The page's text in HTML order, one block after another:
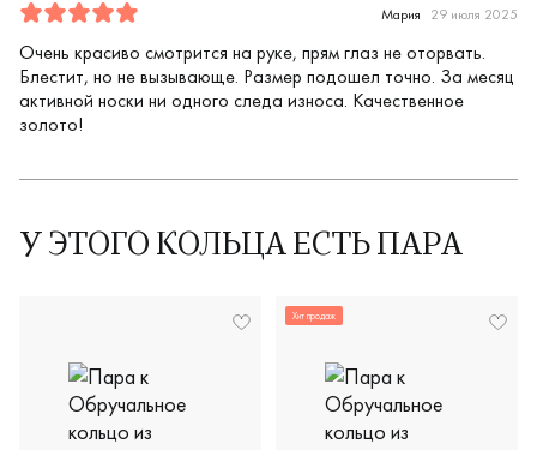
Отзыв
1
5.0
5 Мария 29 июля 2025
Очень красиво смотрится на руке, прям глаз не оторвать.
Блестит, но не вызывающе. Размер подошел точно. За месяц
активной носки ни одного следа износа. Качественное
золото!
У ЭТОГО КОЛЬЦА ЕСТЬ ПАРА
Хит продаж